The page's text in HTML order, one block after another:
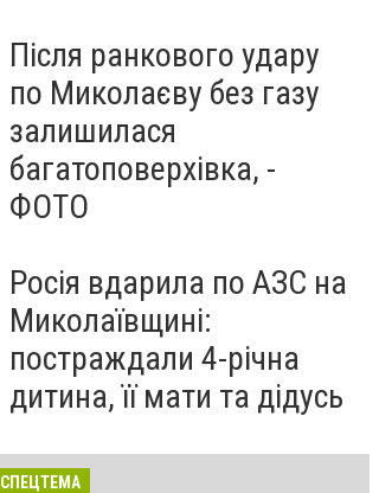
Після ранкового удару
по Миколаєву без газу
залишилася
багатоповерхівка, -
ФОТО
Росія вдарила по АЗС на
Миколаївщині:
постраждали 4-річна
дитина, її мати та дідусь
СПЕЦТЕМА